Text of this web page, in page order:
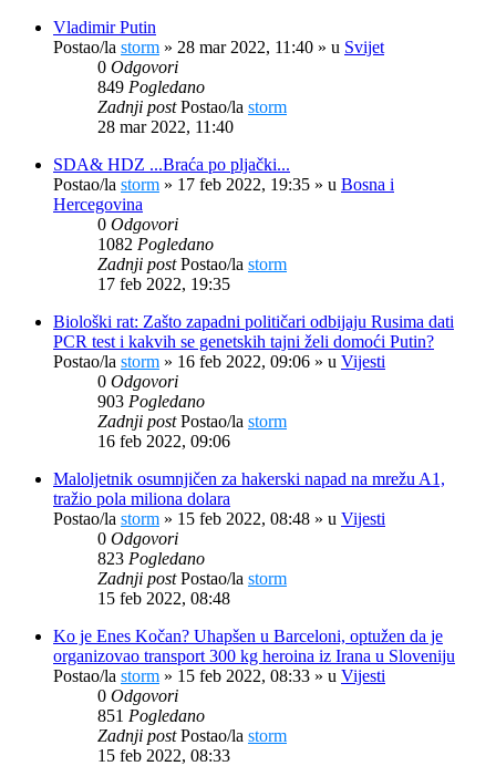
Vladimir Putin
Postao/la storm » 28 mar 2022, 11:40 » u Svijet
0 Odgovori
849 Pogledano
Zadnji postPostao/la storm
28 mar 2022, 11:40
SDA& HDZ ...Braća po pljački...
Postao/la storm » 17 feb 2022, 19:35 » u Bosna i
Hercegovina
0 Odgovori
1082 Pogledano
Zadnji postPostao/la storm
17 feb 2022, 19:35
Biološki rat: Zašto zapadni političari odbijaju Rusima dati
PCR test i kakvih se genetskih tajni želi domoći Putin?
Postao/la storm » 16 feb 2022, 09:06 » u Vijesti
0 Odgovori
903 Pogledano
Zadnji postPostao/la storm
16 feb 2022, 09:06
Maloljetnik osumnjičen za hakerski napad na mrežu A1,
tražio pola miliona dolara
Postao/la storm » 15 feb 2022, 08:48 » u Vijesti
0 Odgovori
823 Pogledano
Zadnji postPostao/la storm
15 feb 2022, 08:48
Ko je Enes Kočan? Uhapšen u Barceloni, optužen da je
organizovao transport 300 kg heroina iz Irana u Sloveniju
Postao/la storm » 15 feb 2022, 08:33 » u Vijesti
0 Odgovori
851 Pogledano
Zadnji postPostao/la storm
15 feb 2022, 08:33